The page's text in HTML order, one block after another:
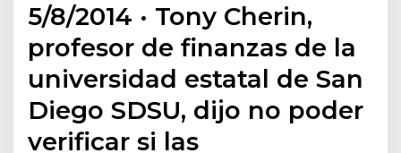
5/8/2014 · Tony Cherin,
profesor de finanzas de la
universidad estatal de San
Diego SDSU, dijo no poder
verificar si las